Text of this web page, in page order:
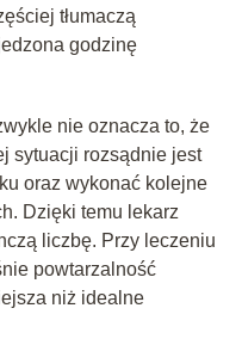
tłumaczą
godzinę
nie oznacza to, że
sytuacji rozsądnie jest
oraz wykonać kolejne
Dzięki temu lekarz
liczbę. Przy leczeniu
powtarzalność
niż idealne